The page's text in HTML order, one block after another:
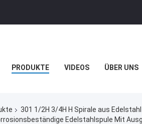
PRODUKTE VIDEOS ÜBER UNS
301 1/2H 3/4H H Spirale aus Edelstahl
Edelstahlspule Mit